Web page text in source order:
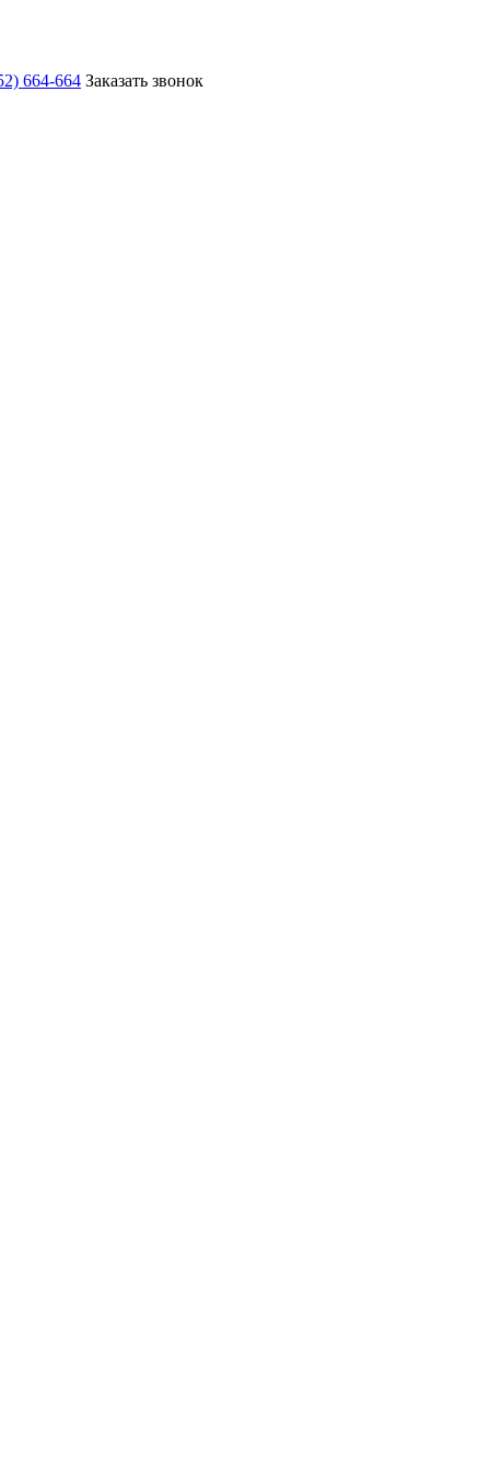
664-664 Заказать звонок